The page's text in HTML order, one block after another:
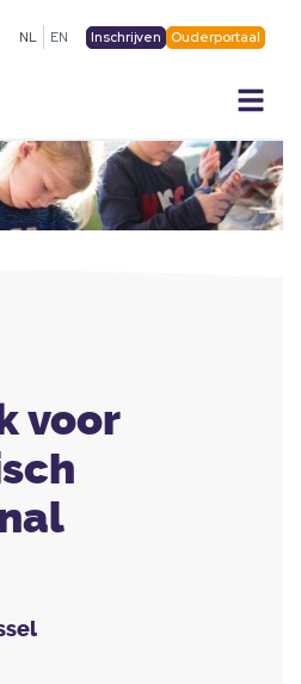
NL EN Inschrijven Ouderportaal
voor